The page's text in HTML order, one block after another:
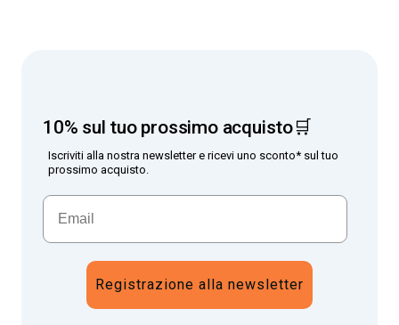
10% sul tuo prossimo acquisto🛒
Iscriviti alla nostra newsletter e ricevi uno sconto* sul tuo
prossimo acquisto.
Registrazione alla newsletter